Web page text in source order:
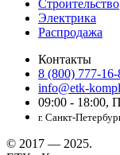
Строительство
Электрика
Распродажа
Контакты
8 (800) 777-16-
info@etk-
09:00 - 18:00,
г. Санкт-
© 2017 — 2025.